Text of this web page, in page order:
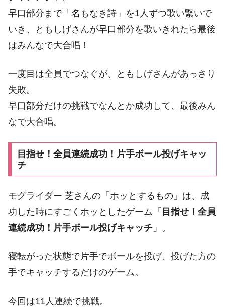
早口部分まで「名もなき詩」を1人ずつ歌い繋いで
いき、ともしげさんが早口部分を歌いきれたら最後
はみんなで大合唱！
一度目は全員でつなぐが、ともしげさんがあっさり
失敗。
早口部分だけの挑戦でなんとか成功して、最後みん
なで大合唱。
目指せ！全員連続成功！片手ボール投げキャッ
チ
モグライダー 芝さんの「ホッとするもの」は、成
功した時にすごくホッとしたゲーム「 目指せ！全員
連続成功！片手ボール投げキャッチ 」。
寝転がった状態で片手でボールを投げ、投げた方の
手でキャッチするだけのゲーム。
今回は11人連続で挑戦。